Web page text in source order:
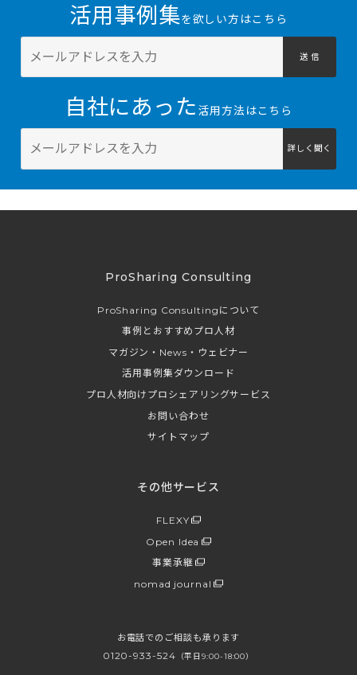
活用事例集を欲しい方はこちら
送 信
自社にあった 活用方法はこちら
詳しく聞く
ProSharing Consulting
ProSharing Consultingについて
事例とおすすめプロ人材
マガジン・News・ウェビナー
活用事例集ダウンロード
プロ人材向けプロシェアリングサービス
お問い合わせ
サイトマップ
その他サービス
FLEXY
Open Idea
事業承継
nomad journal
お電話でのご相談も承ります
0120-933-524 （平日9:00-18:00）